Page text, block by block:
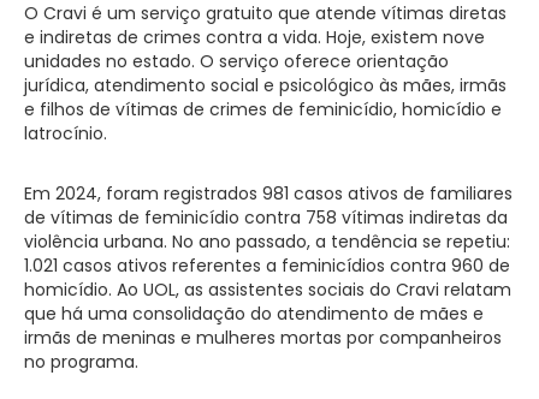
O Cravi é um serviço gratuito que atende vítimas diretas
e indiretas de crimes contra a vida. Hoje, existem nove
unidades no estado. O serviço oferece orientação
jurídica, atendimento social e psicológico às mães, irmãs
e filhos de vítimas de crimes de feminicídio, homicídio e
latrocínio.
Em 2024, foram registrados 981 casos ativos de familiares
de vítimas de feminicídio contra 758 vítimas indiretas da
violência urbana. No ano passado, a tendência se repetiu:
1.021 casos ativos referentes a feminicídios contra 960 de
homicídio. Ao UOL, as assistentes sociais do Cravi relatam
que há uma consolidação do atendimento de mães e
irmãs de meninas e mulheres mortas por companheiros
no programa.